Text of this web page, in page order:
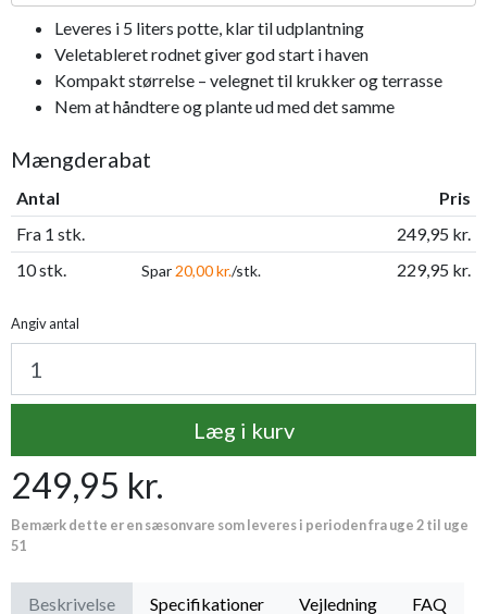
Leveres i 5 liters potte, klar til udplantning
Veletableret rodnet giver god start i haven
Kompakt størrelse – velegnet til krukker og terrasse
Nem at håndtere og plante ud med det samme
Mængderabat
Antal
Pris
Fra 1 stk.
249,95 kr.
10 stk.
Spar 20,00 kr./stk. 229,95 kr.
Angiv antal
Læg i kurv
249,95 kr.
Bemærk dette er en sæsonvare som leveres i perioden fra uge 2 til uge
51
Beskrivelse Specifikationer Vejledning FAQ